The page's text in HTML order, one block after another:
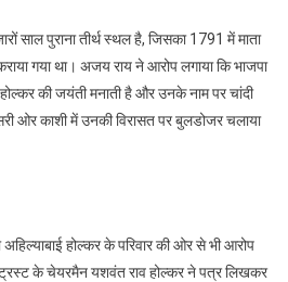
है
तो
सबूत
बताएं
की
साल पुराना तीर्थ स्थल है, जिसका 1791 में माता
कराया गया था। अजय राय ने आरोप लगाया कि भाजपा
की जयंती मनाती है और उनके नाम पर चांदी
ओर काशी में उनकी विरासत पर बुलडोजर चलाया
होल्कर के परिवार की ओर से भी आरोप
ट्रस्ट के चेयरमैन यशवंत राव होल्कर ने पत्र लिखकर